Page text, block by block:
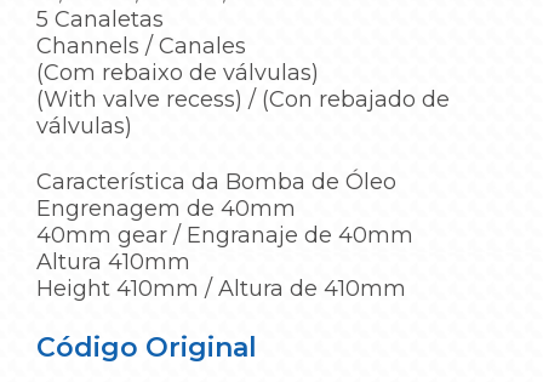
5 Canaletas
Channels / Canales
(Com rebaixo de válvulas)
(With valve recess) / (Con rebajado de
válvulas)
Característica da Bomba de Óleo
Engrenagem de 40mm
40mm gear / Engranaje de 40mm
Altura 410mm
Height 410mm / Altura de 410mm
Código Original